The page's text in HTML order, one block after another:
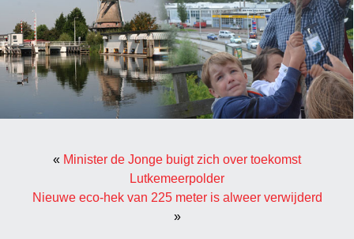
« Minister de Jonge buigt zich over toekomst
Lutkemeerpolder
Nieuwe eco-hek van 225 meter is alweer verwijderd
»